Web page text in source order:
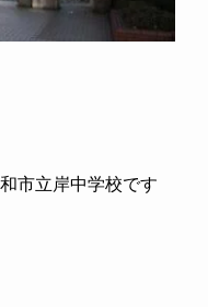
市立岸中学校です